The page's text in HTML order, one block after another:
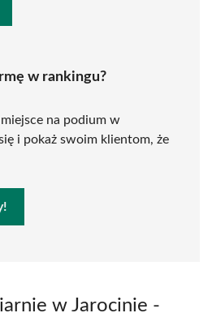
w rankingu?
na podium w
i pokaż swoim klientom, że
w Jarocinie -